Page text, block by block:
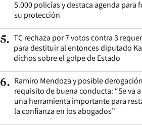
5.000 policías y destaca agenda para
su protección
5. TC rechaza por 7 votos contra 3
para destituir al entonces diputado
dichos sobre el golpe de Estado
6. Ramiro Mendoza y posible
requisito de buena conducta: “Se va
una herramienta importante para
la confianza en los abogados”